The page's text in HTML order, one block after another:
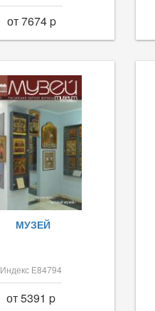
от 7674 p
МУЗЕЙ
Индекс Е84794
от 5391 p